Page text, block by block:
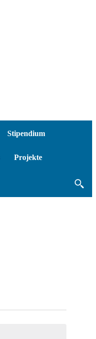
Stipendium
Projekte